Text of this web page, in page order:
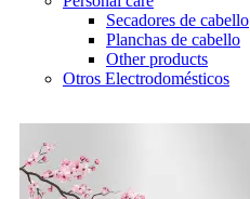
Secadores de cabello
Planchas de cabello
Other products
Otros Electrodomésticos